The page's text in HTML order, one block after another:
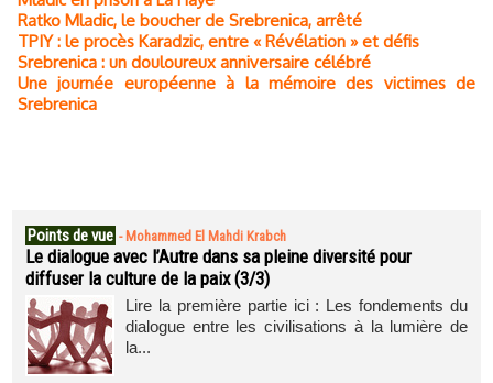
Ratko Mladic, le boucher de Srebrenica, arrêté
TPIY : le procès Karadzic, entre « Révélation » et défis
Srebrenica : un douloureux anniversaire célébré
Une journée européenne à la mémoire des victimes de
Srebrenica
Points de vue - Mohammed El Mahdi Krabch
Le dialogue avec l’Autre dans sa pleine diversité pour
diffuser la culture de la paix (3/3)
Lire la première partie ici : Les fondements du
dialogue entre les civilisations à la lumière de
la...